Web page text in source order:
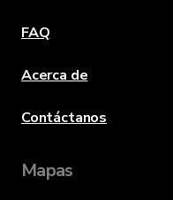
FAQ
Acerca de
Contáctanos
Mapas